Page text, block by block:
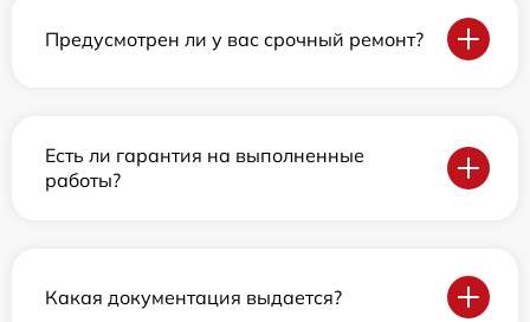
Предусмотрен ли у вас срочный ремонт?
Есть ли гарантия на выполненные
работы?
Какая документация выдается?